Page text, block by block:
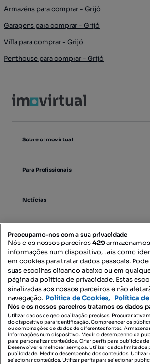
Armazéns para comprar - Grijó
Garagens para comprar - Grijó
Villa para comprar - Grijó
Penthouse para comprar - Grijó
Sobre o Imovirtual
Para Profissionais
Notícias
Mapa do Site
Contacte-nos
SIGA-NOS:
DESCARREGAR NA:
Preocupamo-nos com a sua privacidade
Nós e os nossos parceiros429
informações num dispositivo, tais como
em cookies para tratar dados pessoais.
suas escolhas clicando abaixo ou em
página da política de privacidade. Estas
sinalizadas aos nossos parceiros e não
navegação. Política de Cookies, Política
Nós e os nossos parceiros tratamos os dados
Utilizar dados de geolocalização precisos. Procurar
do dispositivo para identificação. Compreender os
ou combinações de dados de diferentes fontes.
informações num dispositivo. Medir o desempenho da
para personalizar conteúdos. Criar perfis para
Desenvolver e melhorar serviços. Utilizar dados limitados
publicidade. Medir o desempenho dos conteúdos.
selecionar conteúdos. Utilizar perfis para selecionar